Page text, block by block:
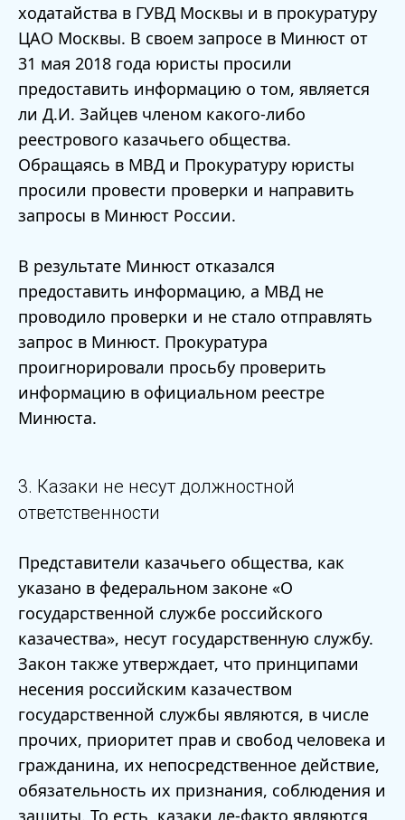
ходатайства в ГУВД Москвы и в прокуратуру
ЦАО Москвы. В своем запросе в Минюст от
31 мая 2018 года юристы просили
предоставить информацию о том, является
ли Д.И. Зайцев членом какого-либо
реестрового казачьего общества.
Обращаясь в МВД и Прокуратуру юристы
просили провести проверки и направить
запросы в Минюст России.
В результате Минюст отказался
предоставить информацию, а МВД не
проводило проверки и не стало отправлять
запрос в Минюст. Прокуратура
проигнорировали просьбу проверить
информацию в официальном реестре
Минюста.
3. Казаки не несут должностной
ответственности
Представители казачьего общества, как
указано в федеральном законе «О
государственной службе российского
казачества», несут государственную службу.
Закон также утверждает, что принципами
несения российским казачеством
государственной службы являются, в числе
прочих, приоритет прав и свобод человека и
гражданина, их непосредственное действие,
обязательность их признания, соблюдения и
защиты. То есть, казаки де-факто являются